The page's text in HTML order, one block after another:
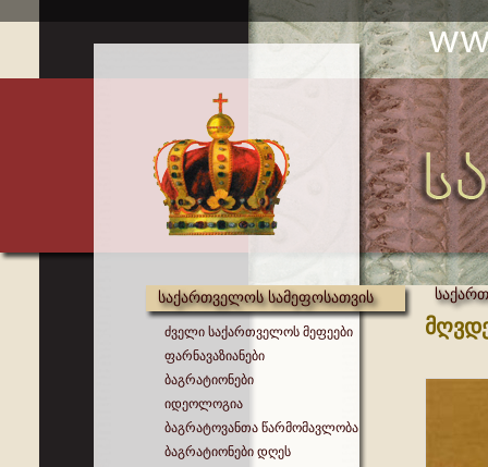
საქართველოს სამეფოსათვის
ძველი საქართველოს მეფეები
ფარნავაზიანები
ბაგრატიონები
იდეოლოგია
ბაგრატოვანთა წარმომავლობა
ბაგრატიონები დღეს